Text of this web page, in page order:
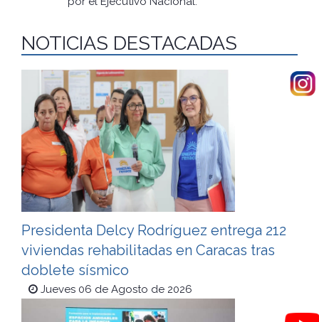
NOTICIAS DESTACADAS
Presidenta Delcy Rodríguez entrega 212
viviendas rehabilitadas en Caracas tras
doblete sísmico
Jueves 06 de Agosto de 2026